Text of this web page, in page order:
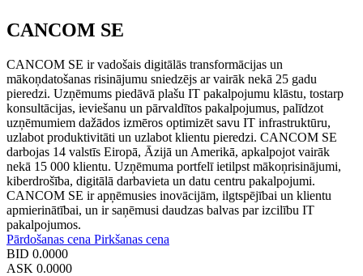
CANCOM SE
CANCOM SE ir vadošais digitālās transformācijas un
mākoņdatošanas risinājumu sniedzējs ar vairāk nekā 25 gadu
pieredzi. Uzņēmums piedāvā plašu IT pakalpojumu klāstu, tostarp
konsultācijas, ieviešanu un pārvaldītos pakalpojumus, palīdzot
uzņēmumiem dažādos izmēros optimizēt savu IT infrastruktūru,
uzlabot produktivitāti un uzlabot klientu pieredzi. CANCOM SE
darbojas 14 valstīs Eiropā, Āzijā un Amerikā, apkalpojot vairāk
nekā 15 000 klientu. Uzņēmuma portfelī ietilpst mākoņrisinājumi,
kiberdrošība, digitālā darbavieta un datu centru pakalpojumi.
CANCOM SE ir apņēmusies inovācijām, ilgtspējībai un klientu
apmierinātībai, un ir saņēmusi daudzas balvas par izcilību IT
pakalpojumos.
Pārdošanas cena Pirkšanas cena
BID 0.0000
ASK 0.0000